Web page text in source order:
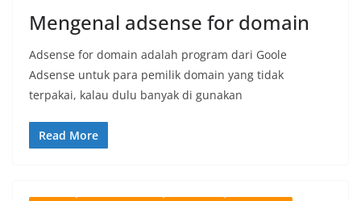
Mengenal adsense for domain
Adsense for domain adalah program dari Goole
Adsense untuk para pemilik domain yang tidak
terpakai, kalau dulu banyak di gunakan
Read More